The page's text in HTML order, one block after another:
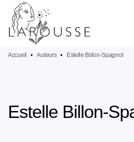
MENU
PIED DE PAGE
Accueil • Auteurs • Estelle Billon-Spagnol
Estelle Billon-